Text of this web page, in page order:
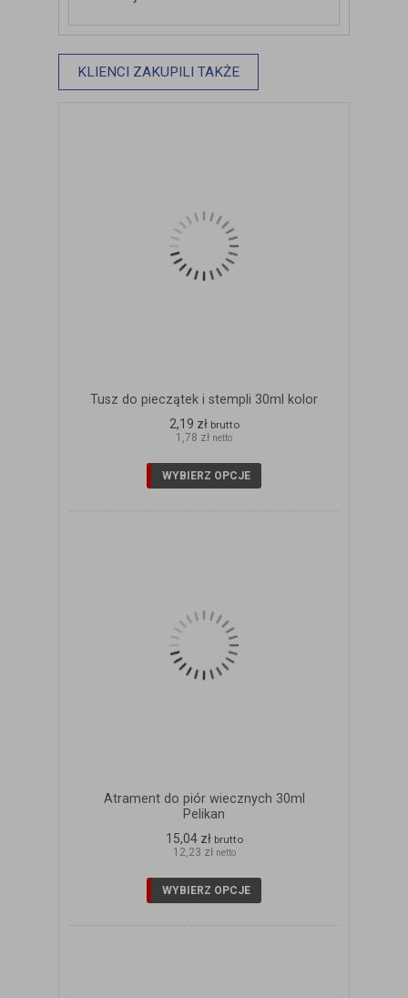
KLIENCI ZAKUPILI TAKŻE
Tusz do pieczątek i stempli 30ml kolor
2,19 zł brutto
1,78 zł netto
WYBIERZ OPCJE
Atrament do piór wiecznych 30ml
Pelikan
15,04 zł brutto
12,23 zł netto
WYBIERZ OPCJE